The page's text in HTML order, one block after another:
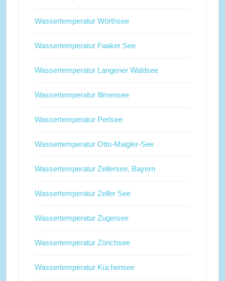
Wassertemperatur Wörthsee
Wassertemperatur Faaker See
Wassertemperatur Langener Waldsee
Wassertemperatur Illmensee
Wassertemperatur Perlsee
Wassertemperatur Otto-Maigler-See
Wassertemperatur Zellersee, Bayern
Wassertemperatur Zeller See
Wassertemperatur Zugersee
Wassertemperatur Zürichsee
Wassertemperatur Küchensee